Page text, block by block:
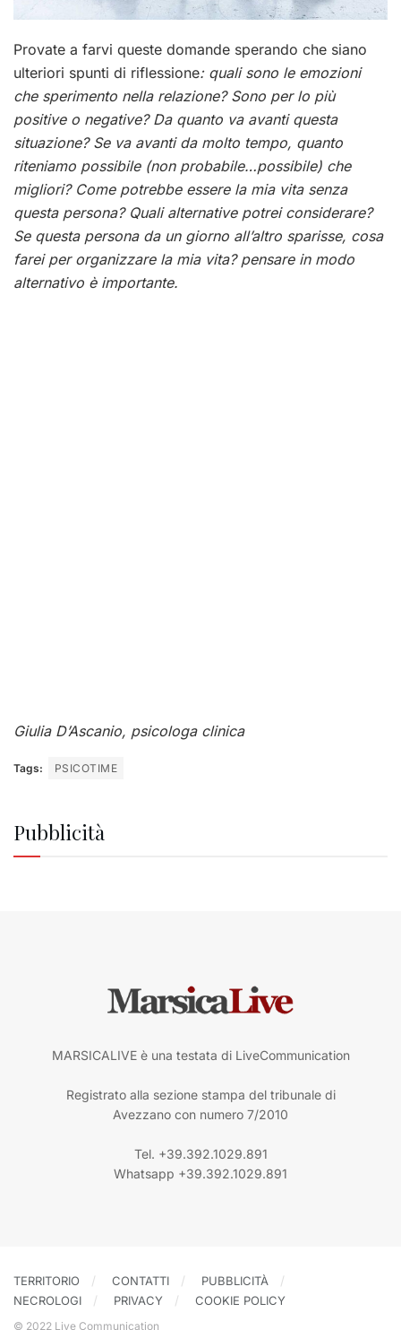
Provate a farvi queste domande sperando che siano
ulteriori spunti di riflessione: quali sono le emozioni
che sperimento nella relazione? Sono per lo più
positive o negative? Da quanto va avanti questa
situazione? Se va avanti da molto tempo, quanto
riteniamo possibile (non probabile…possibile) che
migliori? Come potrebbe essere la mia vita senza
questa persona? Quali alternative potrei considerare?
Se questa persona da un giorno all’altro sparisse, cosa
farei per organizzare la mia vita? pensare in modo
alternativo è importante.
Giulia D’Ascanio, psicologa clinica
Tags: PSICOTIME
Pubblicità
MARSICALIVE è una testata di LiveCommunication
Registrato alla sezione stampa del tribunale di
Avezzano con numero 7/2010
Tel. +39.392.1029.891
Whatsapp +39.392.1029.891
TERRITORIO CONTATTI
PUBBLICITÀ
NECROLOGI
PRIVACY COOKIE POLICY
© 2022 Live Communication